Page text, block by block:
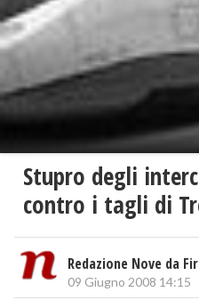
Stupro degli
contro i tagli di
Redazione Nove da
09 Giugno 2008 14:15